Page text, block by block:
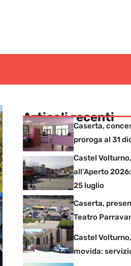
Articoli recenti
Caserta,
proroga al 31
Castel
all’Aperto
25 luglio
Caserta,
Teatro
Castel
movida: